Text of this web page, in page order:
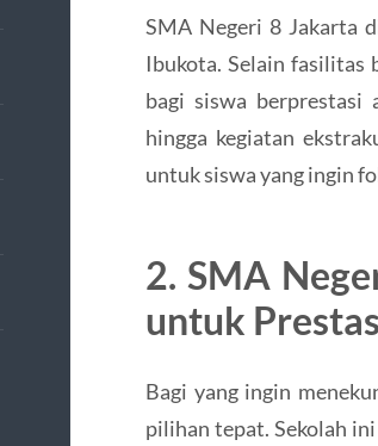
SMA Negeri 8 Jakarta
Ibukota. Selain fasilitas
bagi siswa berprestasi
hingga kegiatan
untuk siswa yang ingin
2. SMA
untuk
Bagi yang ingin
pilihan tepat. Sekolah